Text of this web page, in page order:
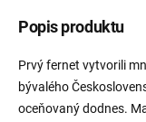
Popis produktu
Prvý fernet vytvorili
bývalého
oceňovaný dodnes.